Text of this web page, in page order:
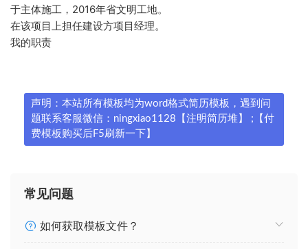
于主体施工，2016年省文明工地。
在该项目上担任建设方项目经理。
我的职责
声明：本站所有模板均为word格式简历模板，遇到问
题联系客服微信：ningxiao1128【注明简历堆】 ;【付
费模板购买后F5刷新一下】
常见问题
如何获取模板文件？